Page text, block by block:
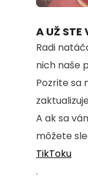
A UŽ STE
Radi
nich naše
Pozrite sa
A ak sa
môžete
TikToku
.